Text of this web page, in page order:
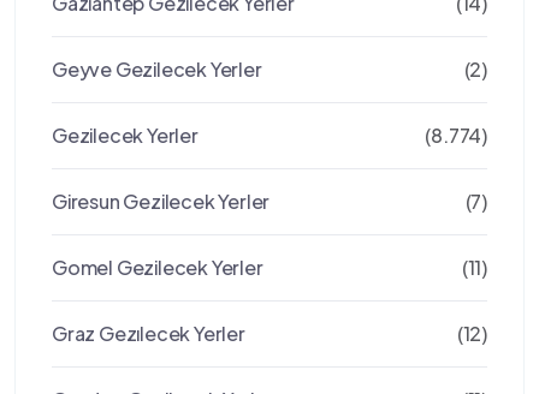
Geyve Gezilecek Yerler (2)
Gezilecek Yerler (8.774)
Giresun Gezilecek Yerler (7)
Gomel Gezilecek Yerler (11)
Graz Gezılecek Yerler (12)